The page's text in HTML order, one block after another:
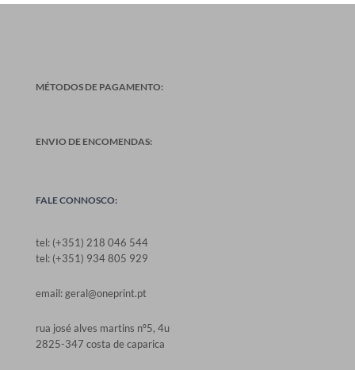
MÉTODOS DE PAGAMENTO:
ENVIO DE ENCOMENDAS:
FALE CONNOSCO:
tel: (+351) 218 046 544
tel: (+351) 934 805 929
email: geral@oneprint.pt
rua josé alves martins nº5, 4u
2825-347 costa de caparica